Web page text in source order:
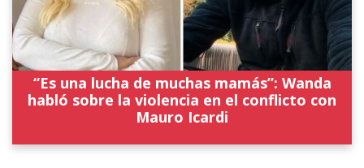
“Es una lucha de muchas mamás”: Wanda
habló sobre la violencia en el conflicto con
Mauro Icardi